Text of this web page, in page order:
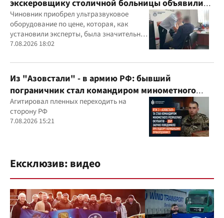
экскеровщику столичной больницы объявили
подозрение
Чиновник приобрел ультразвуковое
оборудование по цене, которая, как
установили эксперты, была значительно
выше рыночной
7.08.2026 18:02
Из "Азовстали" - в армию РФ: бывший
пограничник стал командиром минометного
расчета оккупантов
Агитировал пленных переходить на
сторону РФ
7.08.2026 15:21
Ексклюзив: видео